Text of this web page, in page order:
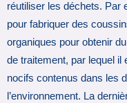
réutiliser les déchets. Par
pour fabriquer des
organiques pour obtenir
de traitement, par lequel
nocifs contenus dans les
l’environnement. La